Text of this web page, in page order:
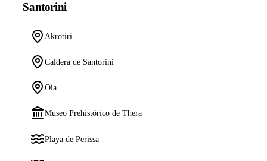
Santorini
Akrotiri
Caldera de Santorini
Oia
Museo Prehistórico de Thera
Playa de Perissa